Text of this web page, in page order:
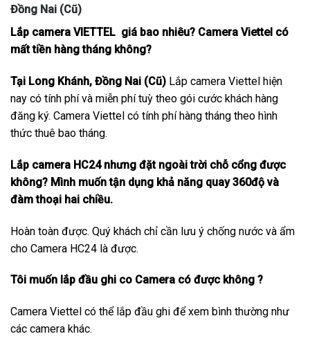
Đồng Nai (Cũ)
Lắp camera VIETTEL giá bao nhiêu? Camera Viettel có
mất tiền hàng tháng không?
Tại Long Khánh, Đồng Nai (Cũ) Lắp camera Viettel hiện
nay có tính phí và miễn phí tuỳ theo gói cước khách hàng
đăng ký. Camera Viettel có tính phí hàng tháng theo hình
thức thuê bao tháng.
Lắp camera HC24 nhưng đặt ngoài trời chỗ cổng được
không? Mình muốn tận dụng khả năng quay 360độ và
đàm thoại hai chiều.
Hoàn toàn được. Quý khách chỉ cần lưu ý chống nước và ẩm
cho Camera HC24 là được.
Tôi muốn lắp đầu ghi co Camera có được không ?
Camera Viettel có thể lắp đầu ghi để xem bình thường như
các camera khác.